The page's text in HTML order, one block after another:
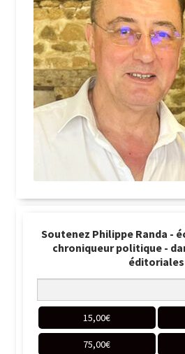
Soutenez Philippe Randa -
chroniqueur politique -
éditoriales
15,00€
75,00€